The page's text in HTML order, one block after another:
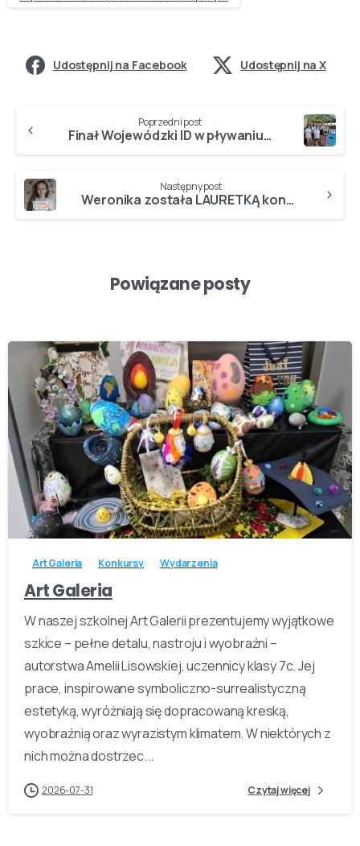
Udostępnij na Facebook Udostępnij na X
Poprzedni post
Finał Wojewódzki ID w pływaniu…
Następny post
Weronika została LAURETKĄ konkursu plastycznego…
Powiązane posty
-
Art Galeria Konkursy Wydarzenia
Art Galeria
W naszej szkolnej Art Galerii prezentujemy wyjątkowe
szkice – pełne detalu, nastroju i wyobraźni –
autorstwa Amelii Lisowskiej, uczennicy klasy 7c. Jej
prace, inspirowane symboliczno-surrealistyczną
estetyką, wyróżniają się dopracowaną kreską,
wyobraźnią oraz wyrazistym klimatem. W niektórych z
nich można dostrzec...
2026-07-31 Czytaj więcej